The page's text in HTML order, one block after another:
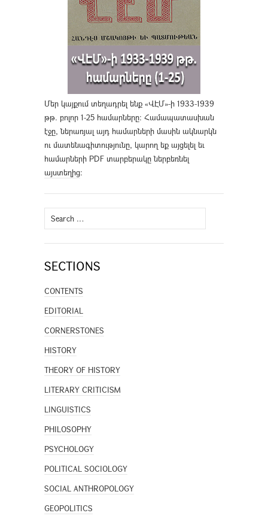
Մեր կայքում տեղադրել ենք «ՎԷՄ»-ի 1933-1939
թթ. բոլոր 1-25 համարները։ Համապատասխան
էջը, ներառյալ այդ համարների մասին ակնարկն
ու մատենագիտությունը, կարող եք այցելել եւ
համարների PDF տարբերակը ներբեռնել
այստեղից։
Search
for:
SECTIONS
CONTENTS
EDITORIAL
CORNERSTONES
HISTORY
THEORY OF HISTORY
LITERARY CRITICISM
LINGUISTICS
PHILOSOPHY
PSYCHOLOGY
POLITICAL SOCIOLOGY
SOCIAL ANTHROPOLOGY
GEOPOLITICS